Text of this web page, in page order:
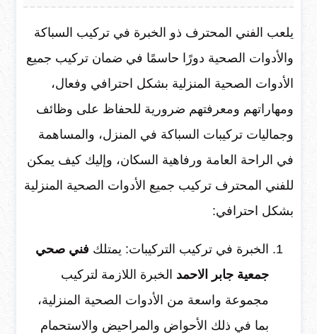
يلعب الفني المحترف ذو الخبرة في تركيب السباكة
والأدوات الصحية دورًا حاسمًا في ضمان تركيب جميع
الأدوات الصحية المنزلية بشكل احترافي وفعال،
ومهاراتهم ومعرفتهم ضرورية للحفاظ على وظائف
وجماليات تركيبات السباكة في المنزل، والمساهمة
في الراحة العامة ورفاهية السكان، وإليك كيف يمكن
للفني المحترف تركيب جميع الأدوات الصحية المنزلية
بشكل احترافي:
الخبرة في تركيب التركيبات: يمتلك فني صحي
جمعية جابر الاحمد الخبرة اللازمة لتركيب
مجموعة واسعة من الأدوات الصحية المنزلية،
بما في ذلك الأحواض والمراحيض والاستحمام